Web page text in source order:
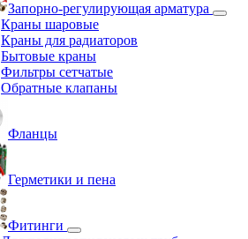
Запорно-регулирующая арматура
Краны шаровые
Краны для радиаторов
Бытовые краны
Фильтры сетчатые
Обратные клапаны
Фланцы
Герметики и пена
Фитинги